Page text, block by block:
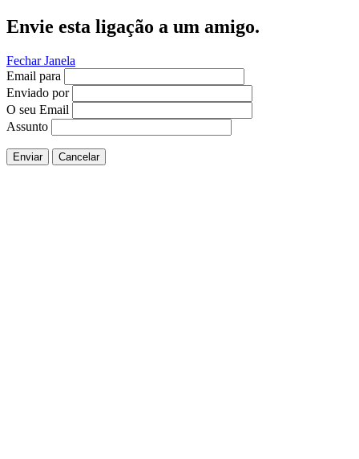
Envie esta ligação a um amigo.
Fechar Janela
Email para
Enviado por
O seu Email
Assunto
Enviar Cancelar